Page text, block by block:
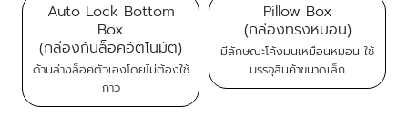
Auto Lock Bottom
Box
(กล่องก้นล็อคอัตโนมัติ)
ด้านล่างล็อคตัวเองโดยไม่ต้องใช้
กาว
Pillow Box
(กล่องทรงหมอน)
มีลักษณะโค้งมนเหมือนหมอน ใช้
บรรจุสินค้าขนาดเล็ก